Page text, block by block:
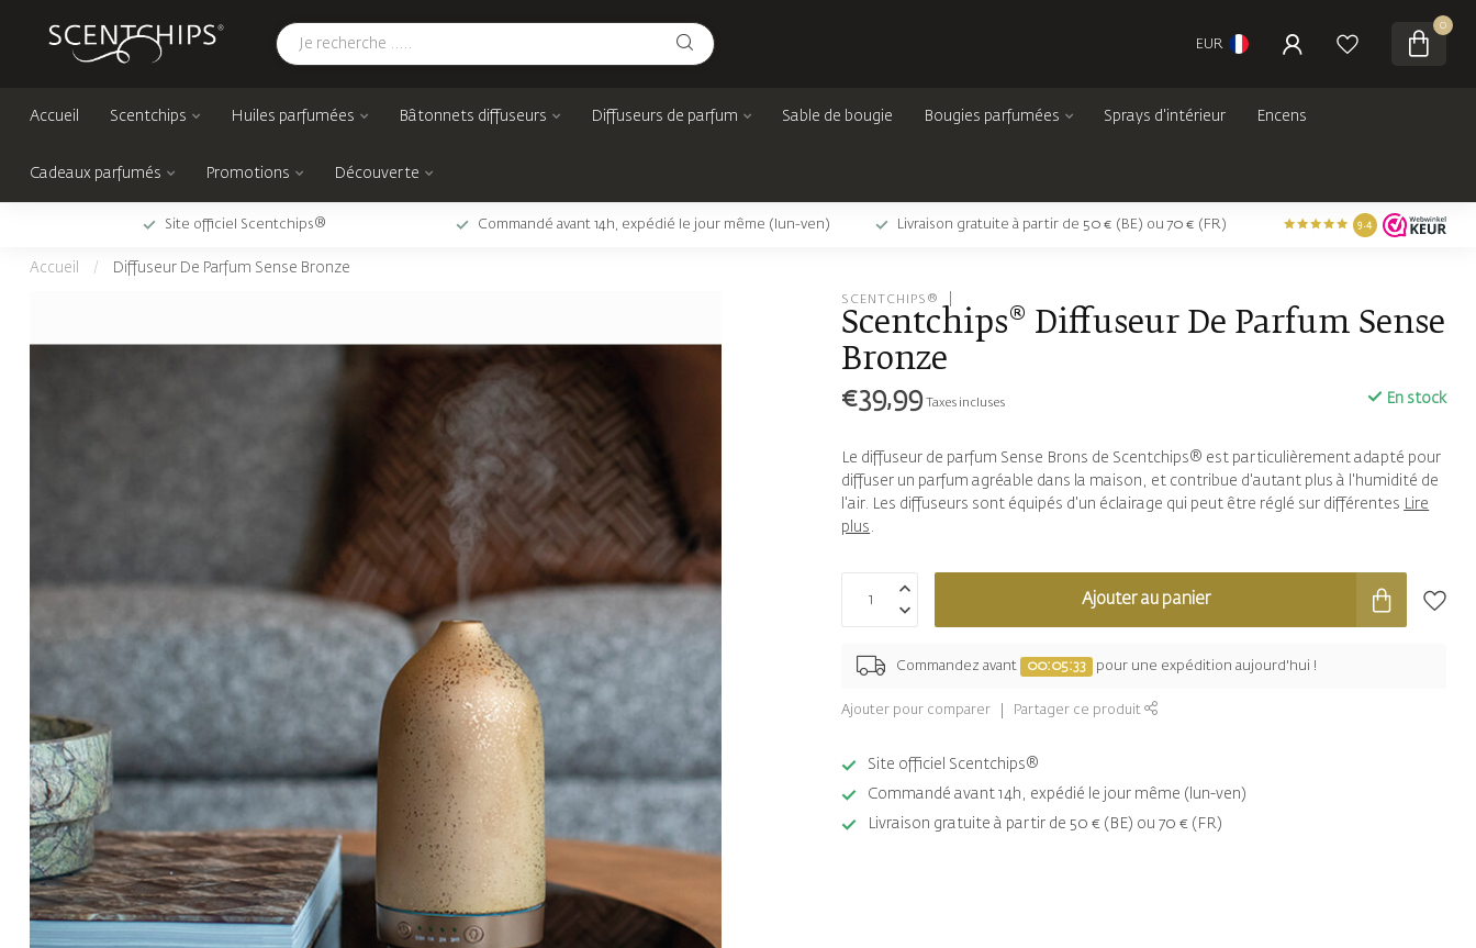
EUR
0
Accueil Scentchips Huiles parfumées Bâtonnets diffuseurs Diffuseurs de parfum Sable de bougie Bougies parfumées Sprays d'intérieur Encens
Cadeaux parfumés Promotions Découverte
Site officiel Scentchips® Commandé avant 14h, expédié le jour même (lun-ven) Livraison gratuite à partir de 50 € (BE) ou 70 € (FR) 9.4
Accueil / Diffuseur De Parfum Sense Bronze
SCENTCHIPS®
Scentchips® Diffuseur De Parfum Sense
Bronze
€39,99 Taxes incluses En stock
Le diffuseur de parfum Sense Brons de Scentchips® est particulièrement adapté pour
diffuser un parfum agréable dans la maison, et contribue d'autant plus à l'humidité de
l'air. Les diffuseurs sont équipés d'un éclairage qui peut être réglé sur différentes Lire
plus .
Ajouter au panier
Commandez avant 00:05:32 pour une expédition aujourd'hui !
Ajouter pour comparer Partager ce produit
Site officiel Scentchips®
Commandé avant 14h, expédié le jour même (lun-ven)
Livraison gratuite à partir de 50 € (BE) ou 70 € (FR)